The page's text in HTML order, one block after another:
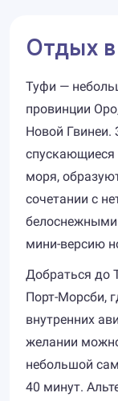
Отдых
Туфи —
провинции
Новой Гвинеи.
моря,
сочетании с
белоснежными
мини-версию
Добраться до
Порт-Морсби,
внутренних
желании
небольшой
40 минут.